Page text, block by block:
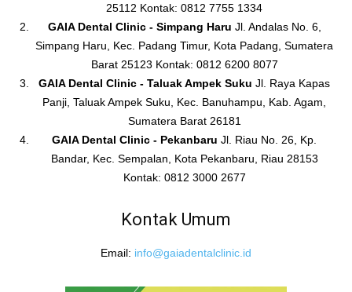
25112 Kontak: 0812 7755 1334
GAIA Dental Clinic - Simpang Haru Jl. Andalas No. 6,
Simpang Haru, Kec. Padang Timur, Kota Padang, Sumatera
Barat 25123 Kontak: 0812 6200 8077
GAIA Dental Clinic - Taluak Ampek Suku Jl. Raya Kapas
Panji, Taluak Ampek Suku, Kec. Banuhampu, Kab. Agam,
Sumatera Barat 26181
GAIA Dental Clinic - Pekanbaru Jl. Riau No. 26, Kp.
Bandar, Kec. Sempalan, Kota Pekanbaru, Riau 28153
Kontak: 0812 3000 2677
Kontak Umum
Email: info@gaiadentalclinic.id